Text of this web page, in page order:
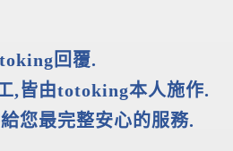
回覆.
,皆由totoking本人施作.
您最完整安心的服務.